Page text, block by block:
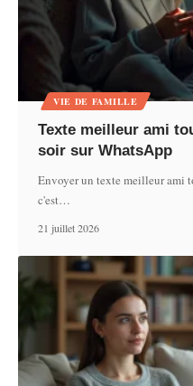
VIE DE FAMILLE
Texte meilleur ami
soir sur WhatsApp
Envoyer un texte meilleur ami
c'est…
21 juillet 2026